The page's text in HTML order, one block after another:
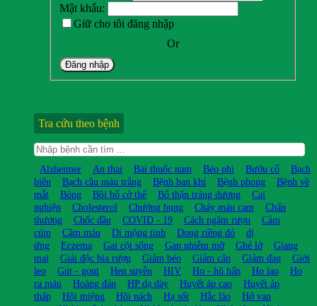
Mật khẩu:
Giữ cho tôi đăng nhập
Or
Đăng nhập
Tra cứu theo bệnh
Alzheimer An thai Bài thuốc nam Béo phì Bướu cổ
Bạch
biến
Bạch cầu máu trắng Bệnh ban khỉ Bệnh phong
Bệnh về
mắt
Bỏng Bồi bổ cở thể Bổ thận tráng dương
Cai
nghiện
Cholesterol Chướng bụng Chảy máu cam
Chấn
thương
Chốc đầu COVID - 19 Cách ngâm rượu
Cảm
cúm
Cầm máu Di mộng tinh Dong riềng đỏ
dị
ứng
Eczema Gai cột sống Gan nhiễm mỡ Ghẻ lở
Giang
mai
Giải độc bia rượu Giảm béo Giảm cân Giảm đau
Giời
leo
Gút - gout Hen suyễn HIV Ho - hô hấp Ho lao
Ho
ra máu
Hoàng đản HP dạ dày Huyết áp cao
Huyết áp
thấp
Hôi miệng Hôi nách Hạ sốt Hắc lào
Hở van